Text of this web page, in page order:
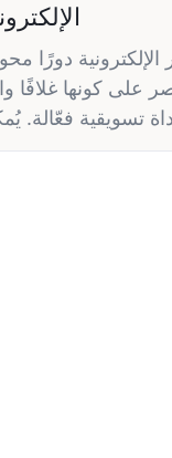
دورًا
على كونها غلافًا
تسويقية فعّالة.
أن تُؤثر بشكل